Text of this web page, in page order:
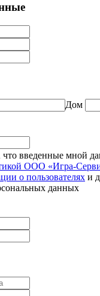
Дом
введенные мной
ООО «Игра-
о пользователях и
данных